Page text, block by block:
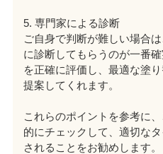
5. 専門家による診断
ご自身で判断が難しい場合
に診断してもらうのが一番
を正確に評価し、最適な塗
提案してくれます。
これらのポイントを参考に
的にチェックして、適切な
されることをお勧めします。